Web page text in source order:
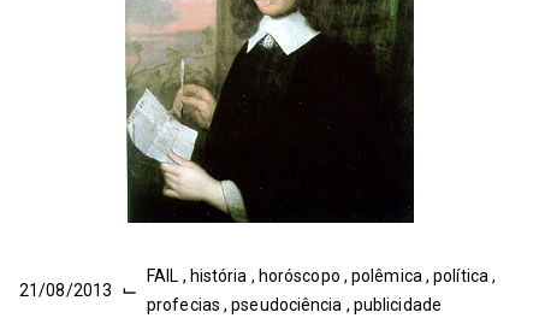
21/08/2013 ⌙
FAIL , história , horóscopo ,polêmica ,política,
profecias ,pseudociência , publicidade